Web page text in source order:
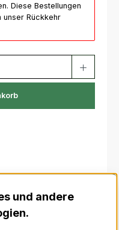
Diese Bestellungen
unser Rückkehr
mit einem Piper als
ein Paar.
und andere